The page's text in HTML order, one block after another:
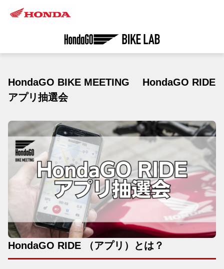
HondaGO BIKE MEETING HondaGO RIDE
アプリ抽選会
HondaGO RIDE （アプリ）とは？